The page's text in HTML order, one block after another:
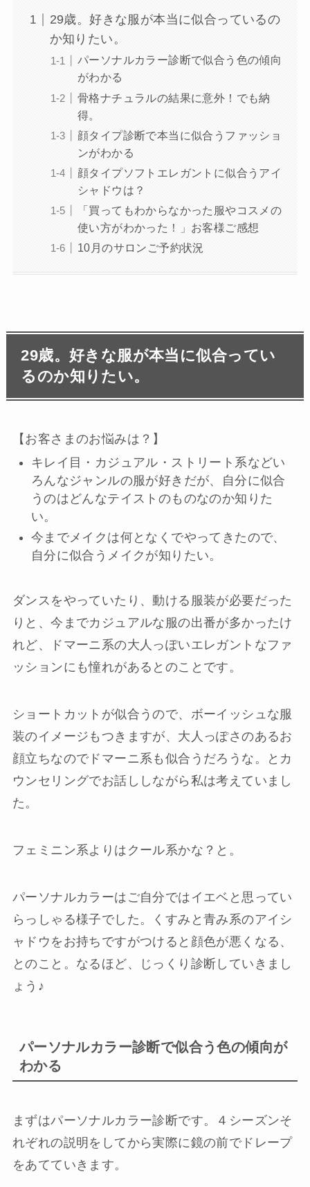
29歳。好きな服が本当に似合っているの
か知りたい。
パーソナルカラー診断で似合う色の傾向
がわかる
骨格ナチュラルの結果に意外！でも納
得。
顔タイプ診断で本当に似合うファッショ
ンがわかる
顔タイプソフトエレガントに似合うアイ
シャドウは？
「買ってもわからなかった服やコスメの
使い方がわかった！」お客様ご感想
10月のサロンご予約状況
29歳。好きな服が本当に似合ってい
るのか知りたい。
【お客さまのお悩みは？】
キレイ目・カジュアル・ストリート系などい
ろんなジャンルの服が好きだが、自分に似合
うのはどんなテイストのものなのか知りた
い。
今までメイクは何となくでやってきたので、
自分に似合うメイクが知りたい。
ダンスをやっていたり、動ける服装が必要だった
りと、今までカジュアルな服の出番が多かったけ
れど、ドマーニ系の大人っぽいエレガントなファ
ッションにも憧れがあるとのことです。
ショートカットが似合うので、ボーイッシュな服
装のイメージもつきますが、大人っぽさのあるお
顔立ちなのでドマーニ系も似合うだろうな。とカ
ウンセリングでお話ししながら私は考えていまし
た。
フェミニン系よりはクール系かな？と。
パーソナルカラーはご自分ではイエベと思ってい
らっしゃる様子でした。くすみと青み系のアイシ
ャドウをお持ちですがつけると顔色が悪くなる、
とのこと。なるほど、じっくり診断していきまし
ょう♪
パーソナルカラー診断で似合う色の傾向が
わかる
まずはパーソナルカラー診断です。４シーズンそ
れぞれの説明をしてから実際に鏡の前でドレープ
をあてていきます。